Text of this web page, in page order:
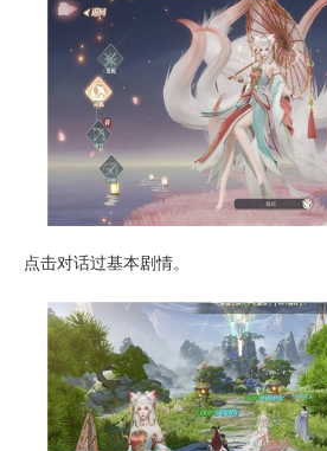
点击对话过基本剧情。